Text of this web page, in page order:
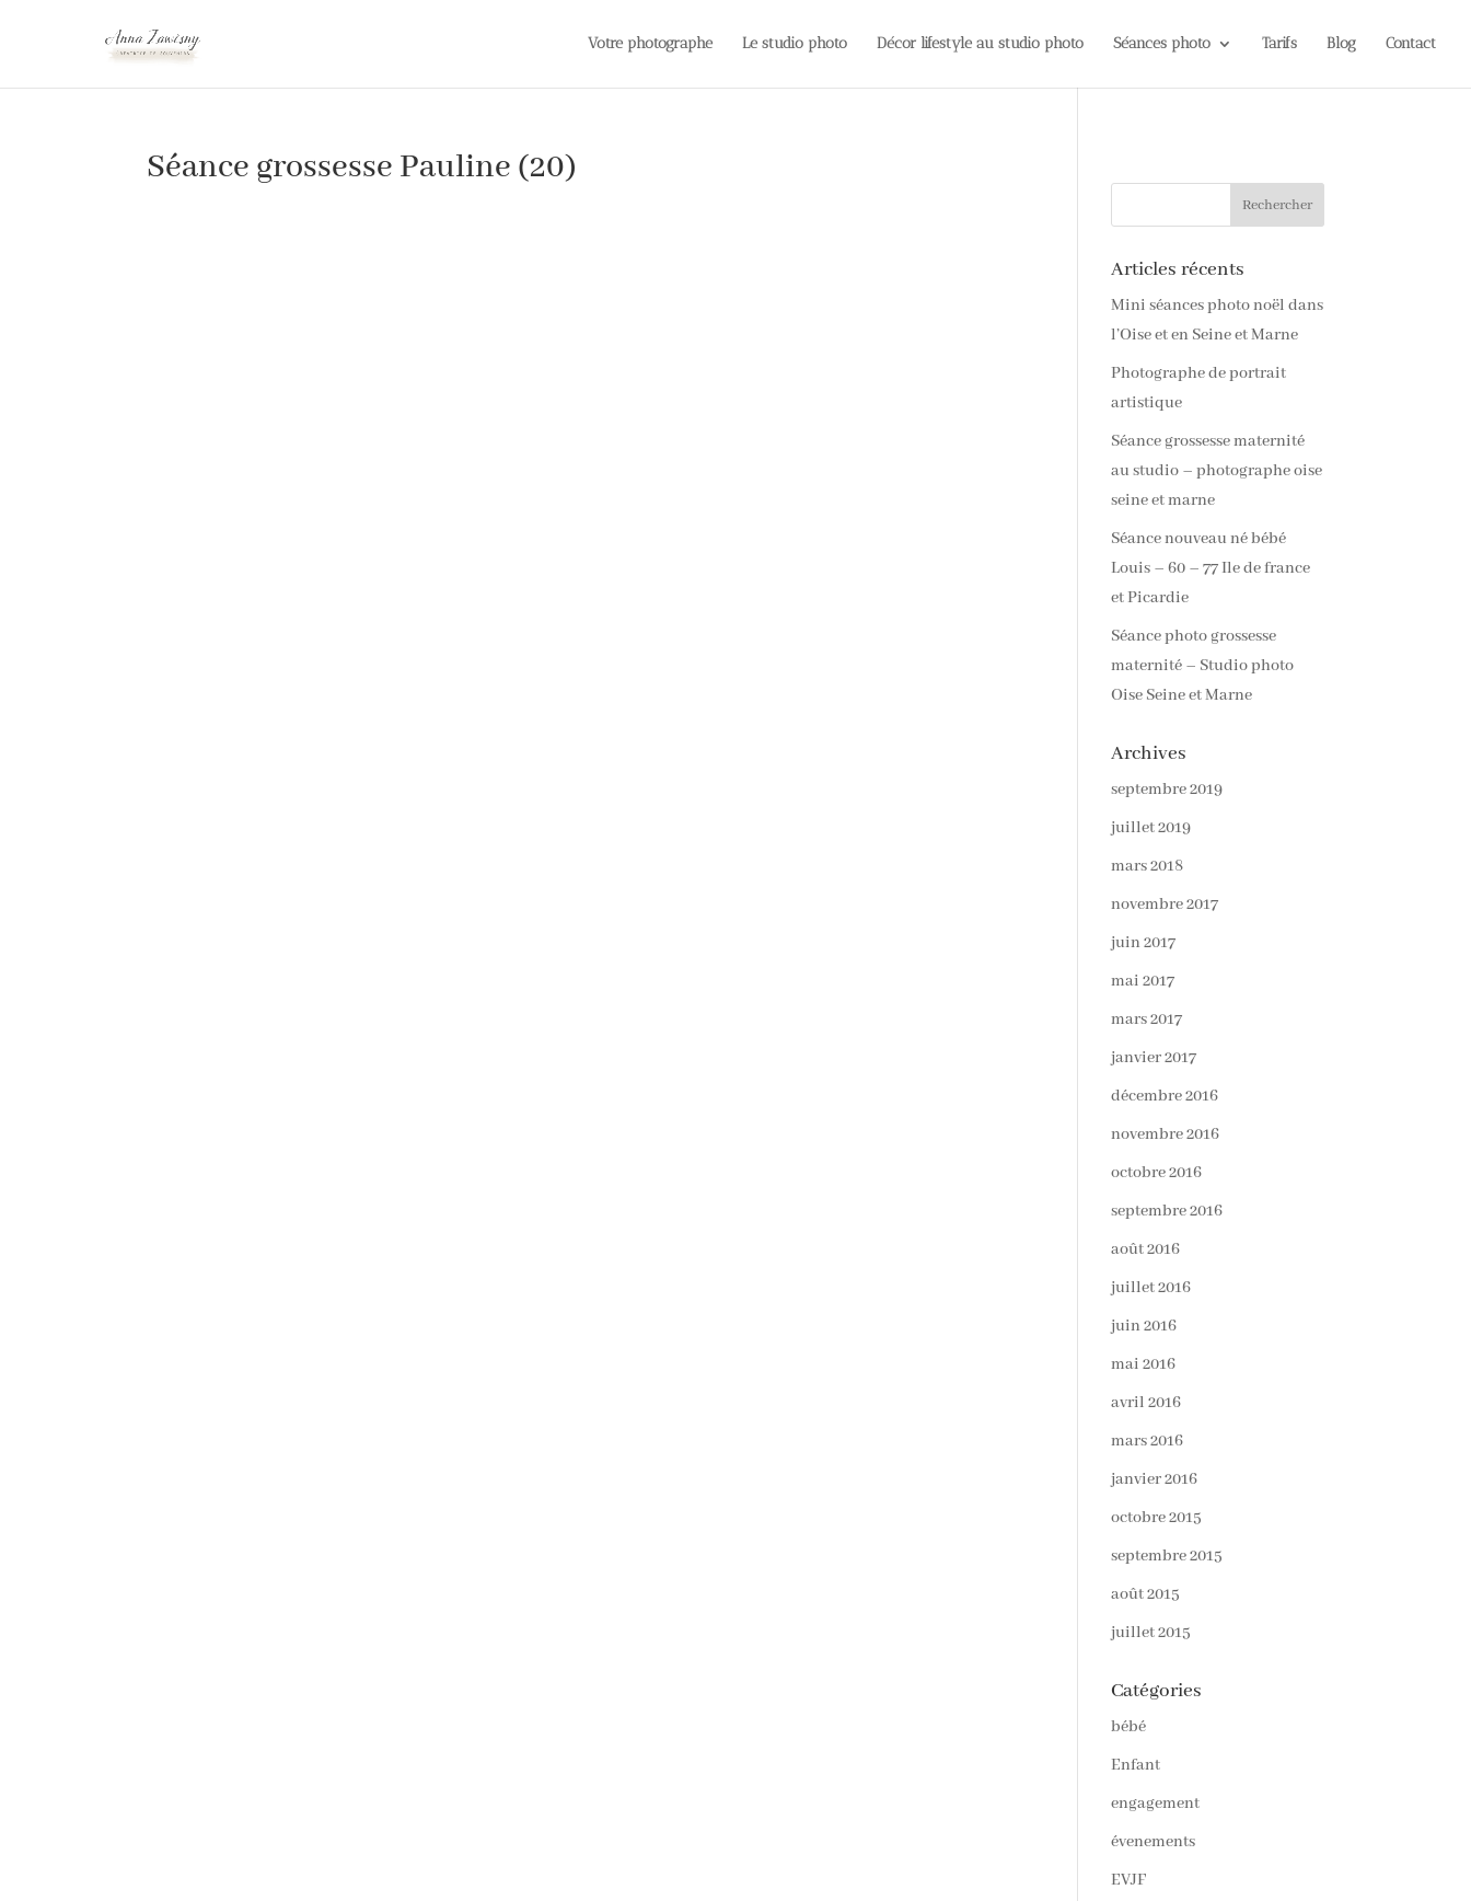
Votre photographe Le studio photo Décor lifestyle au studio photo Séances photo Tarifs Blog Contact
Séance grossesse Pauline (20)
Articles récents
Mini séances photo noël dans
l’Oise et en Seine et Marne
Photographe de portrait
artistique
Séance grossesse maternité
au studio – photographe oise
seine et marne
Séance nouveau né bébé
Louis – 60 – 77 Ile de france
et Picardie
Séance photo grossesse
maternité – Studio photo
Oise Seine et Marne
Archives
septembre 2019
juillet 2019
mars 2018
novembre 2017
juin 2017
mai 2017
mars 2017
janvier 2017
décembre 2016
novembre 2016
octobre 2016
septembre 2016
août 2016
juillet 2016
juin 2016
mai 2016
avril 2016
mars 2016
janvier 2016
octobre 2015
septembre 2015
août 2015
juillet 2015
Catégories
bébé
Enfant
engagement
évenements
EVJF